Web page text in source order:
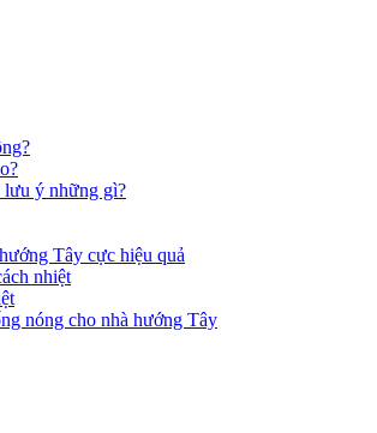
lưu ý những gì?
Tây cực hiệu quả
nhiệt
nóng cho nhà hướng Tây